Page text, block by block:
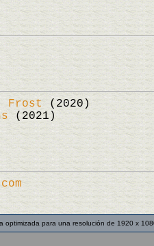
Frost (2020)
(2021)
optimizada para una resolución de 1920 x